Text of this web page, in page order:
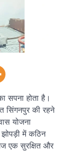
सपना होता है।
सिंगनपुर की रहने
योजना
में कठिन
एक सुरक्षित और